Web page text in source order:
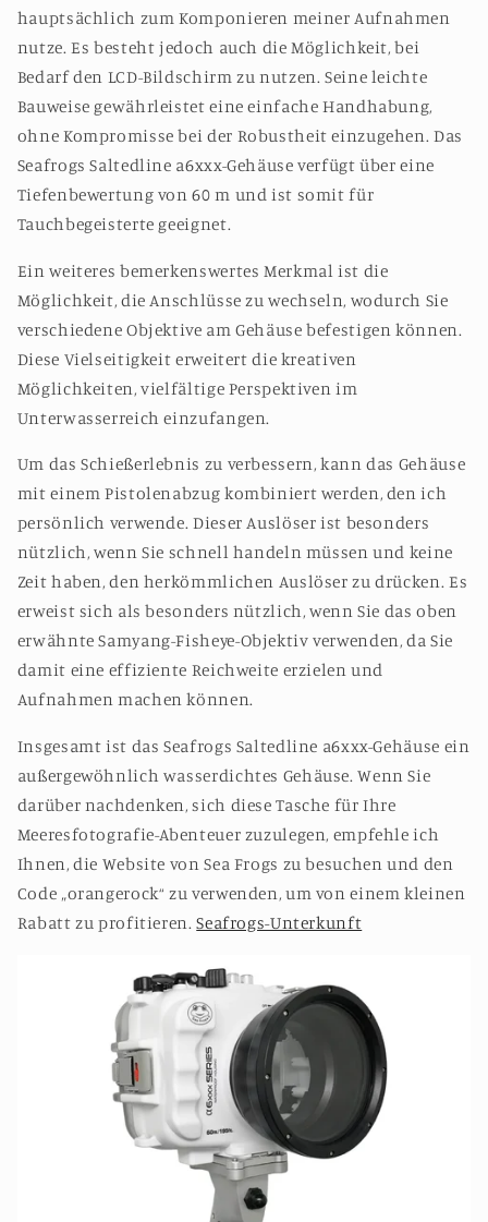
hauptsächlich zum Komponieren meiner Aufnahmen
nutze. Es besteht jedoch auch die Möglichkeit, bei
Bedarf den LCD-Bildschirm zu nutzen. Seine leichte
Bauweise gewährleistet eine einfache Handhabung,
ohne Kompromisse bei der Robustheit einzugehen. Das
Seafrogs Saltedline a6xxx-Gehäuse verfügt über eine
Tiefenbewertung von 60 m und ist somit für
Tauchbegeisterte geeignet.
Ein weiteres bemerkenswertes Merkmal ist die
Möglichkeit, die Anschlüsse zu wechseln, wodurch Sie
verschiedene Objektive am Gehäuse befestigen können.
Diese Vielseitigkeit erweitert die kreativen
Möglichkeiten, vielfältige Perspektiven im
Unterwasserreich einzufangen.
Um das Schießerlebnis zu verbessern, kann das Gehäuse
mit einem Pistolenabzug kombiniert werden, den ich
persönlich verwende. Dieser Auslöser ist besonders
nützlich, wenn Sie schnell handeln müssen und keine
Zeit haben, den herkömmlichen Auslöser zu drücken. Es
erweist sich als besonders nützlich, wenn Sie das oben
erwähnte Samyang-Fisheye-Objektiv verwenden, da Sie
damit eine effiziente Reichweite erzielen und
Aufnahmen machen können.
Insgesamt ist das Seafrogs Saltedline a6xxx-Gehäuse ein
außergewöhnlich wasserdichtes Gehäuse. Wenn Sie
darüber nachdenken, sich diese Tasche für Ihre
Meeresfotografie-Abenteuer zuzulegen, empfehle ich
Ihnen, die Website von Sea Frogs zu besuchen und den
Code „orangerock“ zu verwenden, um von einem kleinen
Rabatt zu profitieren.Seafrogs-Unterkunft